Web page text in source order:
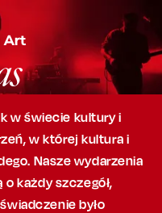
w świecie kultury i
w której kultura i
Nasze wydarzenia
o każdy szczegół,
było